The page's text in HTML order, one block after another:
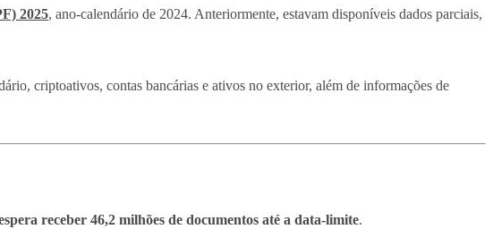
2025, ano-calendário de 2024. Anteriormente, estavam disponíveis dados parciais,
criptoativos, contas bancárias e ativos no exterior, além de informações de
receber 46,2 milhões de documentos até a data-limite.